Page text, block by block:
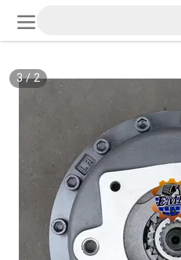
2
/
3